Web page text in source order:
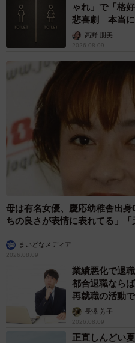
ゃれ」で「格
悲喜劇 本当に
く…高野 朋美
2026.08.09
母は有名女優、慶応幼稚舎出
ちの良さが表情に表れてる」「
まいどなメディア
2026.08.09
業績悪化で退
都合退職なら
再就職の活動
アカウンセラー
長澤 芳子
2026.08.09
正直しんどい